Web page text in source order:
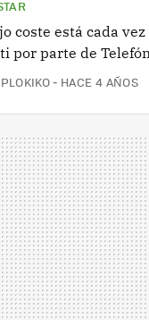
coste está cada
por parte de
PLOKIKO HACE 4 AÑOS